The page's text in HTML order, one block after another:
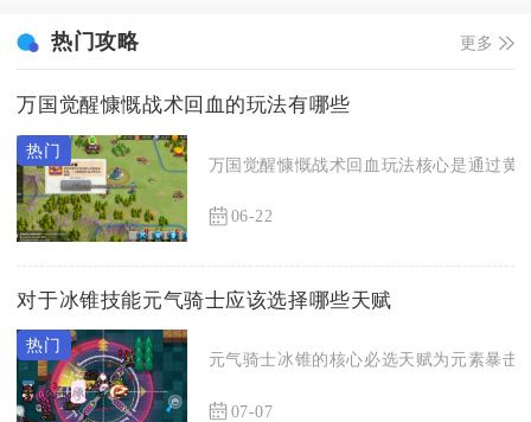
热门攻略 更多
万国觉醒慷慨战术回血的玩法有哪些
万国觉醒慷慨战术回血玩法核心是通过黄
06-22
对于冰锥技能元气骑士应该选择哪些天赋
元气骑士冰锥的核心必选天赋为元素暴击
07-07